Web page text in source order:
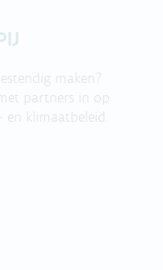
maken?
partners in op
klimaatbeleid.